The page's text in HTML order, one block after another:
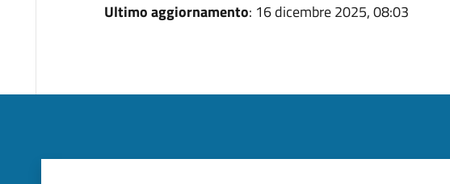
Ultimo aggiornamento: 16 dicembre 2025, 08:03